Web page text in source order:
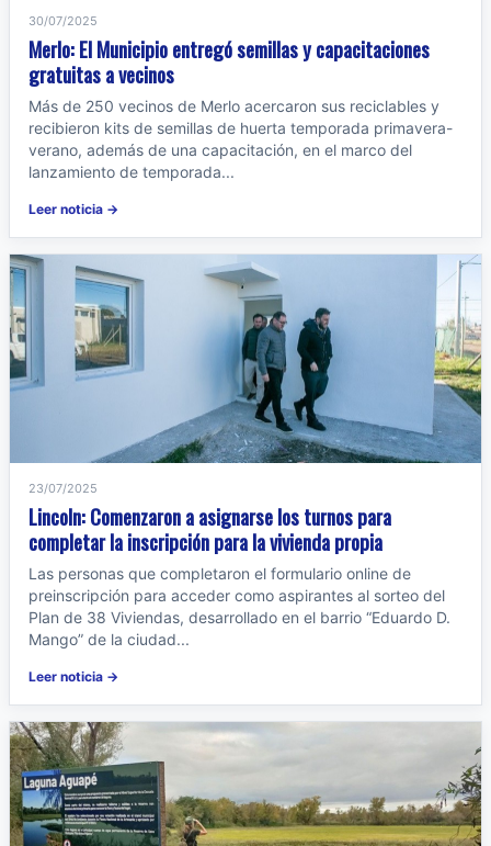
30/07/2025
Merlo: El Municipio entregó semillas y capacitaciones
gratuitas a vecinos
Más de 250 vecinos de Merlo acercaron sus reciclables y
recibieron kits de semillas de huerta temporada primavera-
verano, además de una capacitación, en el marco del
lanzamiento de temporada...
Leer noticia →
23/07/2025
Lincoln: Comenzaron a asignarse los turnos para
completar la inscripción para la vivienda propia
Las personas que completaron el formulario online de
preinscripción para acceder como aspirantes al sorteo del
Plan de 38 Viviendas, desarrollado en el barrio “Eduardo D.
Mango” de la ciudad...
Leer noticia →